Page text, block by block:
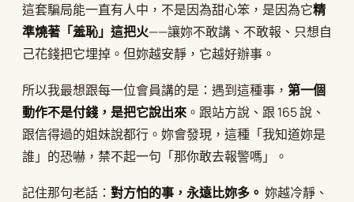
這套騙局能一直有人中，不是因為甜心笨，是因為它精
準燒著「羞恥」這把火——讓妳不敢講、不敢報、只想自
己花錢把它埋掉。但妳越安靜，它越好辦事。
所以我最想跟每一位會員講的是：遇到這種事， 第一個
動作不是付錢，是把它說出來 。跟站方說、跟 165 說、
跟信得過的姐妹說都行。妳會發現，這種「我知道妳是
誰」的恐嚇，禁不起一句「那你敢去報警嗎」。
記住那句老話： 對方怕的事，永遠比妳多。 妳越冷靜、